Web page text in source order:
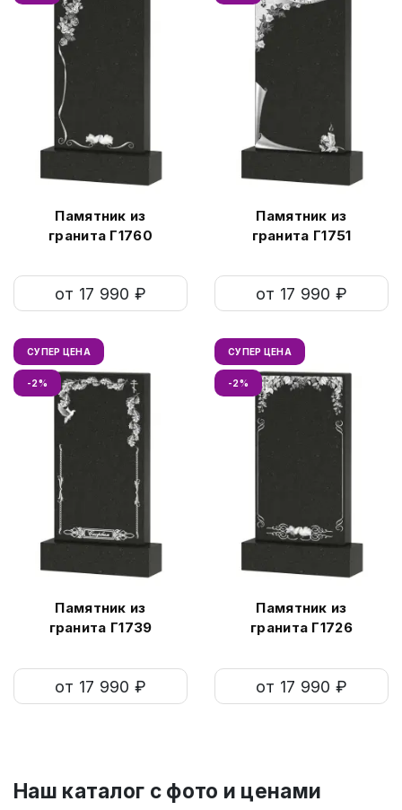
Памятник из
гранита Г1760
от 17 990 ₽
Памятник из
гранита Г1751
от 17 990 ₽
СУПЕР ЦЕНА
-2%
Памятник из
гранита Г1739
от 17 990 ₽
СУПЕР ЦЕНА
-2%
Памятник из
гранита Г1726
от 17 990 ₽
Наш каталог c фото и ценами